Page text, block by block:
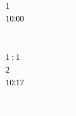
1
10:00
1 : 1
2
10:17